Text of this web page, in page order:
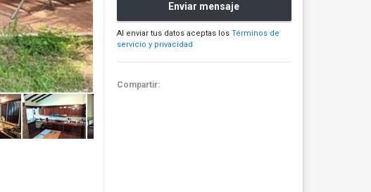
Enviar mensaje
Al enviar tus datos aceptas los Términos de
servicio y privacidad
Compartir: